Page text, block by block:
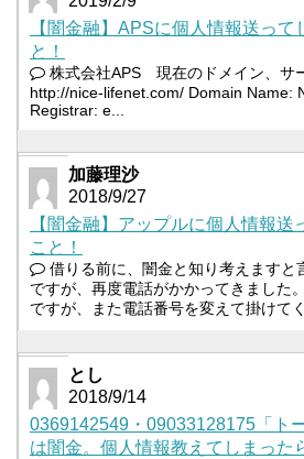
【闇金融】APSに個人情報送って
と！
株式会社APS 現在のドメイン、サ
http://nice-lifenet.com/ Domain Name:
Registrar: e...
加藤理沙
2018/9/27
【闇金融】アップルに個人情報送
こと！
借りる前に、闇金と知り考えますと
ですが、再度電話がかかってきました
ですが、また電話番号を変えて掛けて
とし
2018/9/14
0369142549・09033128175「ト
は闇金。個人情報教えてしまった